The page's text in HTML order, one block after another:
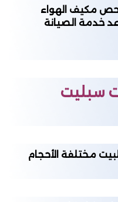
مكيف الهواء
خدمة الصيانة
سبليت
مختلفة الأحجام